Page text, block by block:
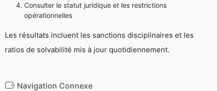
Consulter le statut juridique et les restrictions
opérationnelles
Les résultats incluent les sanctions disciplinaires et les
ratios de solvabilité mis à jour quotidiennement.
Navigation Connexe